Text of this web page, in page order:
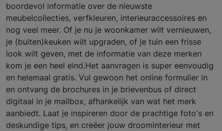
boordevol informatie over de nieuwste
meubelcollecties, verfkleuren, interieuraccessoires en
nog veel meer. Of je nu je woonkamer wilt vernieuwen,
je (buiten)keuken wilt upgraden, of je tuin een frisse
look wilt geven, met de informatie van deze merken
kom je een heel eind.Het aanvragen is super eenvoudig
en helemaal gratis. Vul gewoon het online formulier in
en ontvang de brochures in je brievenbus of direct
digitaal in je mailbox, afhankelijk van wat het merk
aanbiedt. Laat je inspireren door de prachtige foto's en
deskundige tips, en creëer jouw droominterieur met